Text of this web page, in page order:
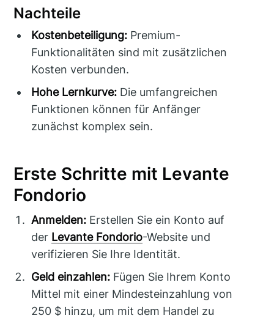
Nachteile
Kostenbeteiligung: Premium-
Funktionalitäten sind mit zusätzlichen
Kosten verbunden.
Hohe Lernkurve: Die umfangreichen
Funktionen können für Anfänger
zunächst komplex sein.
Erste Schritte mit Levante
Fondorio
Anmelden: Erstellen Sie ein Konto auf
der Levante Fondorio-Website und
verifizieren Sie Ihre Identität.
Geld einzahlen: Fügen Sie Ihrem Konto
Mittel mit einer Mindesteinzahlung von
250 $ hinzu, um mit dem Handel zu